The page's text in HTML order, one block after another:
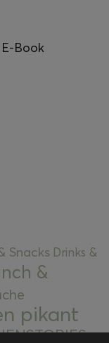
Book
Snacks Drinks &
&
pikant